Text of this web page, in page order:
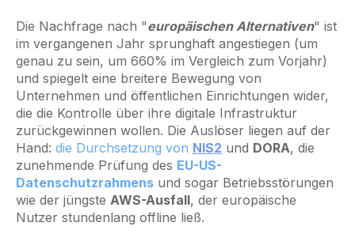
Die Nachfrage nach "europäischen Alternativen" ist
im vergangenen Jahr sprunghaft angestiegen (um
genau zu sein, um 660% im Vergleich zum Vorjahr)
und spiegelt eine breitere Bewegung von
Unternehmen und öffentlichen Einrichtungen wider,
die die Kontrolle über ihre digitale Infrastruktur
zurückgewinnen wollen. Die Auslöser liegen auf der
Hand: die Durchsetzung von NIS2 und DORA, die
zunehmende Prüfung des EU-US-
Datenschutzrahmens und sogar Betriebsstörungen
wie der jüngste AWS-Ausfall, der europäische
Nutzer stundenlang offline ließ.